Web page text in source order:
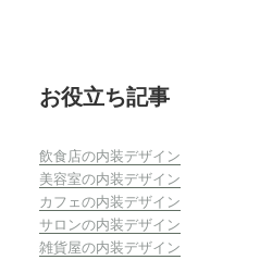
お役立ち記事
飲食店の内装デザイン
美容室の内装デザイン
カフェの内装デザイン
サロンの内装デザイン
雑貨屋の内装デザイン